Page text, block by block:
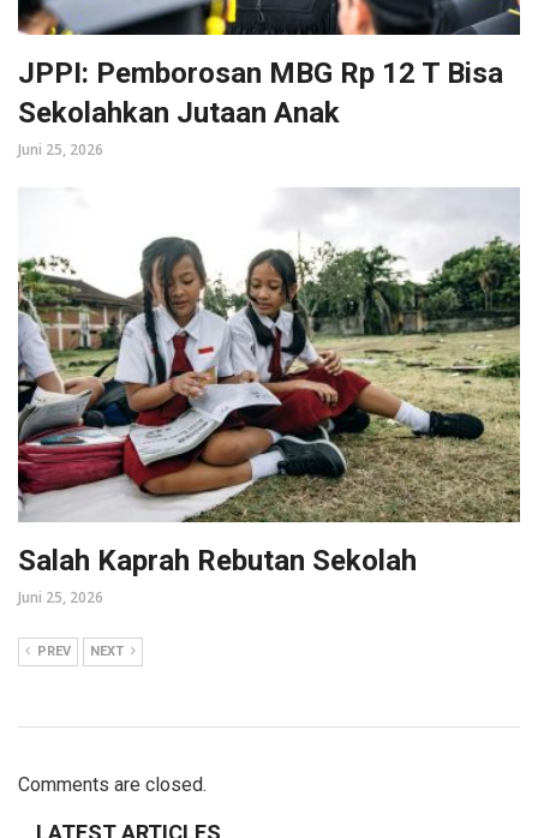
JPPI: Pemborosan MBG Rp 12 T Bisa
Sekolahkan Jutaan Anak
Juni 25, 2026
Salah Kaprah Rebutan Sekolah
Juni 25, 2026
PREV NEXT
Comments are closed.
LATEST ARTICLES